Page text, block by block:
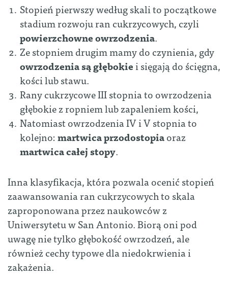
Stopień pierwszy według skali to początkowe
stadium rozwoju ran cukrzycowych, czyli
powierzchowne owrzodzenia.
Ze stopniem drugim mamy do czynienia, gdy
owrzodzenia są głębokiei sięgają do ścięgna,
kości lub stawu.
Rany cukrzycowe III stopnia to owrzodzenia
głębokie z ropniem lub zapaleniem kości,
Natomiast owrzodzenia IV i V stopnia to
kolejno:martwica przodostopiaoraz
martwica całej stopy.
Inna klasyfikacja, która pozwala ocenić stopień
zaawansowania ran cukrzycowych to skala
zaproponowana przez naukowców z
Uniwersytetu w San Antonio. Biorą oni pod
uwagę nie tylko głębokość owrzodzeń, ale
również cechy typowe dla niedokrwienia i
zakażenia.